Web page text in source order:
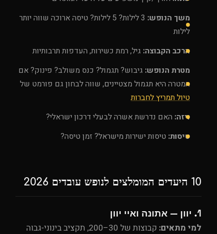
משך הנופש:
3 לילות? 5 לילות? טיסה ארוכה שווה יותר
לילות
הרכב הקבוצה: גיל, רמת כשירות, העדפות תרבותיות
מטרת הנופש: גיבוש? תגמול? כנס משולב? פינוק? אם
המטרה היא תגמול מצטיינים, שווה לבחון גם פורמט של
טיול תמריץ לחברות
ויזה: האם נדרשת אשרה לבעלי דרכון ישראלי?
טיסות: טיסות ישירות מישראל? זמן טיסה?
10 היעדים המומלצים לנופש עובדים 2026
1. יוון — אתונה ואיי יוון
למי מתאים: קבוצות של 30–200, תקציב בינוני-גבוה